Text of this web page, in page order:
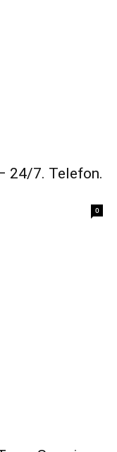
24/7. Telefon.
0